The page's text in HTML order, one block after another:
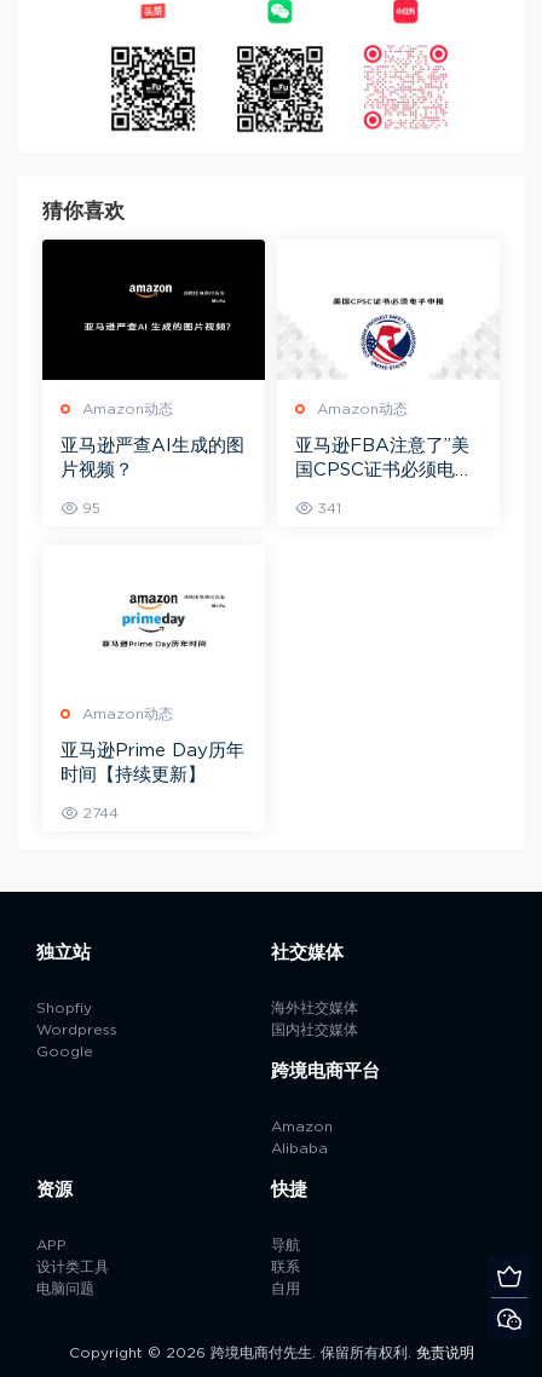
猜你喜欢
Amazon动态
亚马逊严查AI生成的图
片视频？
95
Amazon动态
亚马逊FBA注意了”美
国CPSC证书必须电子
341
Amazon动态
亚马逊Prime Day历年
时间【持续更新】
2744
独立站
Shopfiy
Wordpress
Google
社交媒体
海外社交媒体
国内社交媒体
跨境电商平台
Amazon
Alibaba
资源
APP
设计类工具
电脑问题
快捷
导航
联系
自用
Copyright © 2026 跨境电商付先生. 保留所有权利. 免责说明